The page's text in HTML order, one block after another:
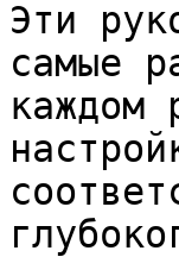
Эти
самые
каждом